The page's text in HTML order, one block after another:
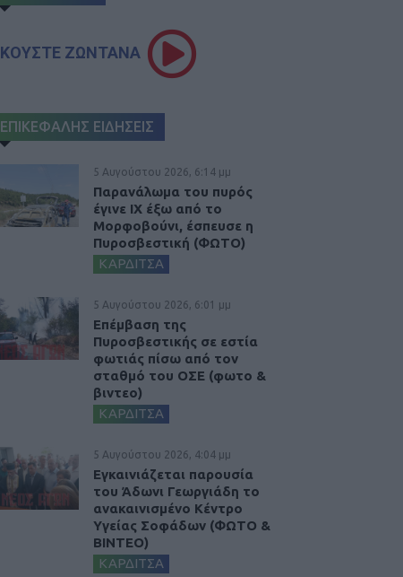
ΖΩΝΤΑΝΑ
ΕΠΙΚΕΦΑΛΗΣ ΕΙΔΗΣΕΙΣ
5 Αυγούστου 2026, 6:14 μμ
Παρανάλωμα του πυρός
έγινε ΙΧ έξω από το
Μορφοβούνι, έσπευσε η
Πυροσβεστική (ΦΩΤΟ)
ΚΑΡΔΙΤΣΑ
5 Αυγούστου 2026, 6:01 μμ
Επέμβαση της
Πυροσβεστικής σε εστία
φωτιάς πίσω από τον
σταθμό του ΟΣΕ (φωτο &
βιντεο)
ΚΑΡΔΙΤΣΑ
5 Αυγούστου 2026, 4:04 μμ
Εγκαινιάζεται παρουσία
του Άδωνι Γεωργιάδη το
ανακαινισμένο Κέντρο
Υγείας Σοφάδων (ΦΩΤΟ &
ΒΙΝΤΕΟ)
ΚΑΡΔΙΤΣΑ